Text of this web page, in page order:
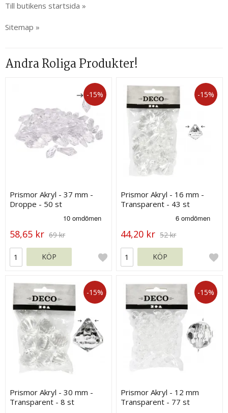
Till butikens startsida »
Sitemap »
Andra Roliga Produkter!
-15%
Prismor Akryl - 37 mm -
Droppe - 50 st
58,65 kr 69 kr
KÖP
-15%
Prismor Akryl - 16 mm -
Transparent - 43 st
44,20 kr 52 kr
KÖP
-15%
Prismor Akryl - 30 mm -
Transparent - 8 st
-15%
Prismor Akryl - 12 mm
Transparent - 77 st